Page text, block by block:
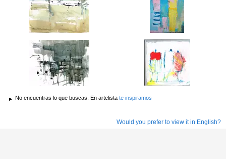
No encuentras lo que buscas. En artelista te inspiramos
Would you prefer to view it in English?